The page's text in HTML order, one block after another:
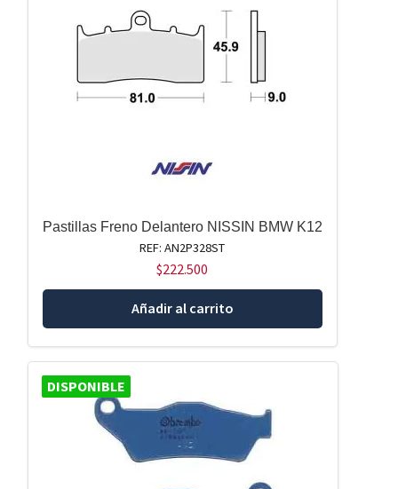
Pastillas Freno Delantero NISSIN BMW K12
REF: AN2P328ST
$222.500
Añadir al carrito
DISPONIBLE